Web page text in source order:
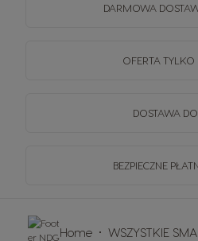
DARMOWA
OFERTA
DOSTAWA
BEZPIECZNE
Home
WSZYSTKIE